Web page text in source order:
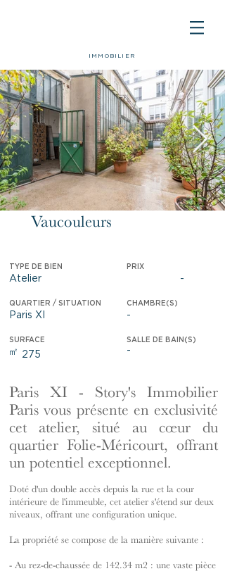
IMMOBILIER
Vaucouleurs
TYPE DE BIEN PRIX
Atelier -
QUARTIER / SITUATION CHAMBRE(S)
Paris XI -
SURFACE SALLE DE BAIN(S)
㎡ 275 -
Paris XI - Story's Immobilier
Paris vous présente en exclusivité
cet atelier, situé au cœur du
quartier Folie-Méricourt, offrant
un potentiel exceptionnel.
Doté d'un double accès depuis la rue et la cour
intérieure de l'immeuble, cet atelier s'étend sur deux
niveaux, offrant une configuration unique.
La propriété se compose de la manière suivante :
- Au rez-de-chaussée de 142.34 m2 : une vaste pièce